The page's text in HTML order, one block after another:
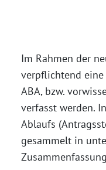
Im Rahmen der
verpflichtend eine
ABA, bzw.
verfasst werden.
Ablaufs
gesammelt in